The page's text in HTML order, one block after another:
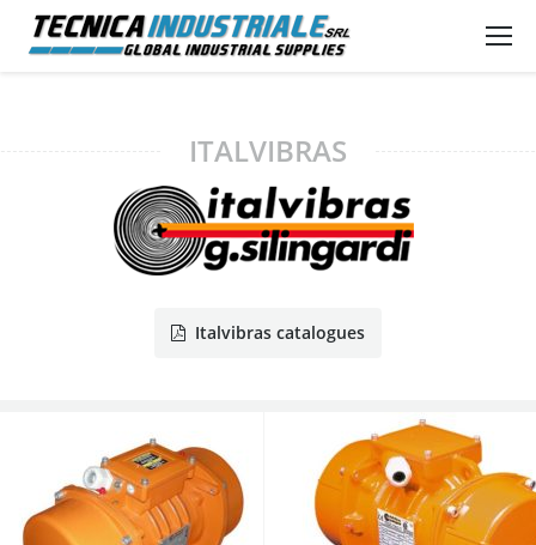
ITALVIBRAS
Italvibras catalogues